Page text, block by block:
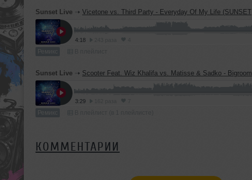
Sunset Live ➝ Vicetone vs. Third Party - Everyday Of My Life (SUNSET LIVE MASHUP)
4:18
Ремикс
Sunset Live ➝ Scooter Feat. Wiz Khalifa vs. Matisse & Sadko - Bigroom Blitz (SUNSET LIVE MASHUP)
3:29
Ремикс
КОММЕНТАРИИ